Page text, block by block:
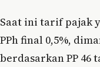
Saat ini tarif pajak
PPh final 0,5%,
berdasarkan PP 46